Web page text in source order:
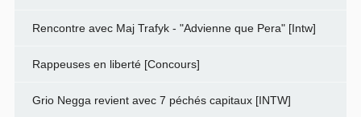
Rencontre avec Maj Trafyk - "Advienne que Pera" [Intw]
Rappeuses en liberté [Concours]
Grio Negga revient avec 7 péchés capitaux [INTW]